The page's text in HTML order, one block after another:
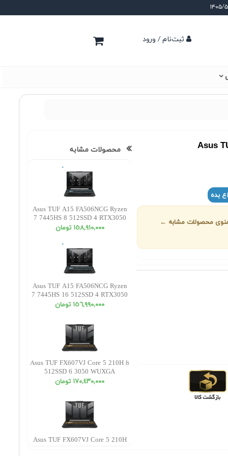
ثبت‌نام / ورود
Asus
بده
منوی محصولات مشابه ←
محصولات مشابه
Asus TUF A15 FA506NCG Ryzen
7 7445HS 8 512SSD 4 RTX3050
FHD
١٥٨,٩١٠,٠٠٠ تومان
Asus TUF A15 FA506NCG Ryzen
7 7445HS 16 512SSD 4 RTX3050
FHD
١٥٦,٩٩٠,٠٠٠ تومان
Asus TUF FX607VJ Core 5 210H 8
512SSD 6 3050 WUXGA
١٧٠,٤٣٠,٠٠٠ تومان
Asus TUF FX607VJ Core 5 210H